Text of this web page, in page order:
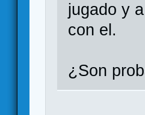
jugado y
con el.
¿Son